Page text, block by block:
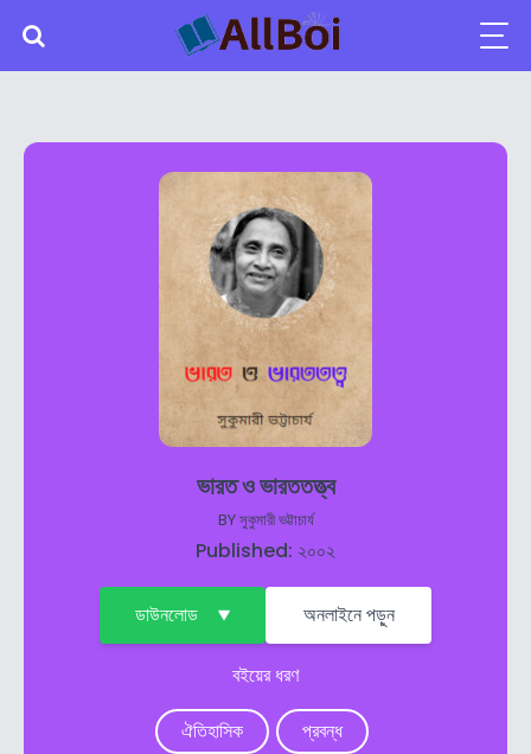
ভারত ও ভারততত্ত্ব
BYসুকুমারী ভট্টাচার্য
Published: ২০০২
ডাউনলোড অনলাইনে পড়ুন
বইয়ের ধরণ
ঐতিহাসিক প্রবন্ধ